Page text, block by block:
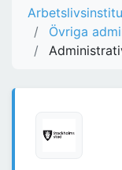
Övriga